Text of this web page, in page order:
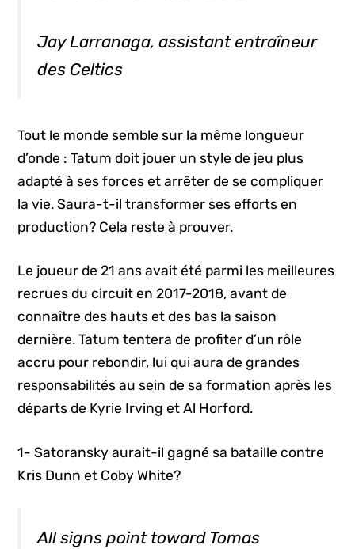
Jay Larranaga, assistant entraîneur
des Celtics
Tout le monde semble sur la même longueur
d’onde : Tatum doit jouer un style de jeu plus
adapté à ses forces et arrêter de se compliquer
la vie. Saura-t-il transformer ses efforts en
production? Cela reste à prouver.
Le joueur de 21 ans avait été parmi les meilleures
recrues du circuit en 2017-2018, avant de
connaître des hauts et des bas la saison
dernière. Tatum tentera de profiter d’un rôle
accru pour rebondir, lui qui aura de grandes
responsabilités au sein de sa formation après les
départs de Kyrie Irving et Al Horford.
1- Satoransky aurait-il gagné sa bataille contre
Kris Dunn et Coby White?
All signs point toward Tomas